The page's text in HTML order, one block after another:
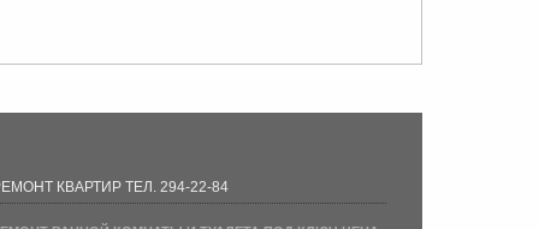
КВАРТИР ТЕЛ. 294-22-84